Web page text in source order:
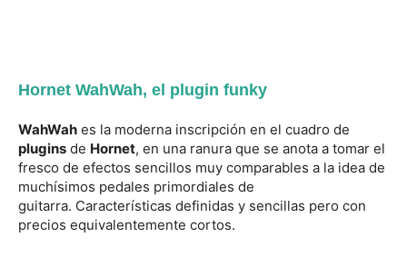
Hornet WahWah, el plugin funky
WahWah es la moderna inscripción en el cuadro de
plugins de Hornet, en una ranura que se anota a tomar el
fresco de efectos sencillos muy comparables a la idea de
muchísimos pedales primordiales de
guitarra. Características definidas y sencillas pero con
precios equivalentemente cortos.